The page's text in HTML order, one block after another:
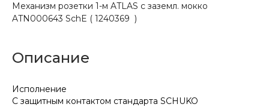
Механизм розетки 1-м ATLAS с заземл. мокко
ATN000643 SchE ( 1240369 )
Описание
Исполнение
С защитным контактом стандарта SCHUKO